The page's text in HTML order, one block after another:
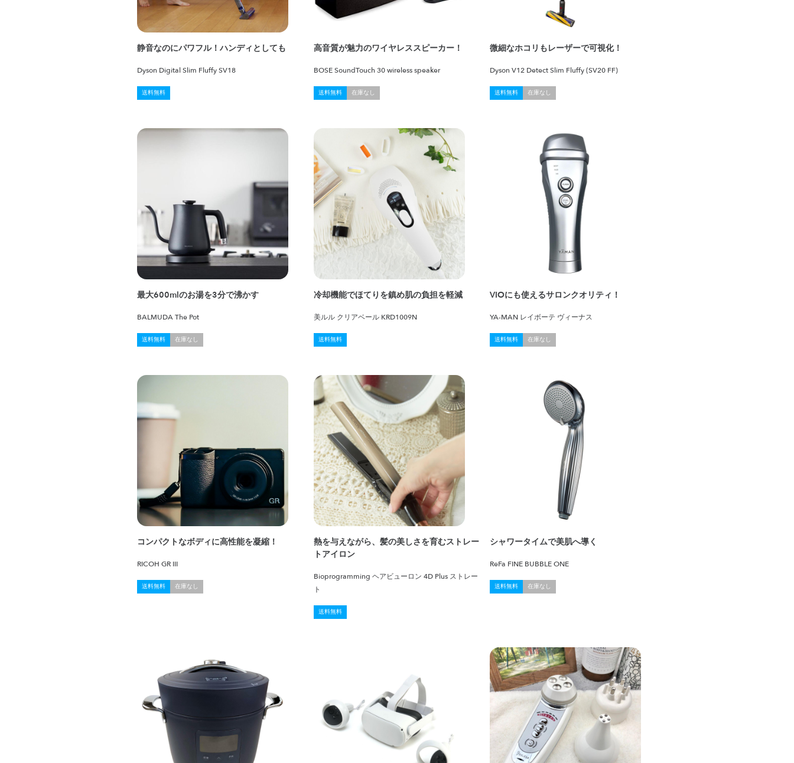
静音なのにパワフル！ハンディとしても
Dyson Digital Slim Fluffy SV18
送料無料
高音質が魅力のワイヤレススピーカー！
BOSE SoundTouch 30 wireless speaker
送料無料 在庫なし
微細なホコリもレーザーで可視化！
Dyson V12 Detect Slim Fluffy (SV20 FF)
送料無料 在庫なし
最大600mlのお湯を3分で沸かす
BALMUDA The Pot
送料無料 在庫なし
冷却機能でほてりを鎮め肌の負担を軽減
美ルル クリアベール KRD1009N
送料無料
VIOにも使えるサロンクオリティ！
YA-MAN レイボーテ ヴィーナス
送料無料 在庫なし
コンパクトなボディに高性能を凝縮！
RICOH GR III
送料無料 在庫なし
熱を与えながら、髪の美しさを育むストレー
トアイロン
Bioprogramming ヘアビューロン 4D Plus ストレー
ト
送料無料
シャワータイムで美肌へ導く
ReFa FINE BUBBLE ONE
送料無料 在庫なし